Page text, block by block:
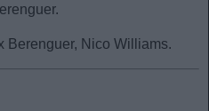
Berenguer, Nico Williams.